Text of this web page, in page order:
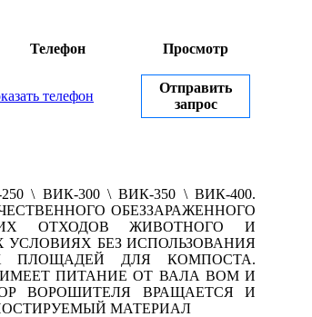
Телефон Просмотр
телефон
Отправить
запрос
250 \ ВИК-300 \ ВИК-350 \ ВИК-400.
ОБЕЗЗАРАЖЕННОГО
ОТХОДОВ ЖИВОТНОГО И
БЕЗ ИСПОЛЬЗОВАНИЯ
ПЛОЩАДЕЙ ДЛЯ КОМПОСТА.
ПИТАНИЕ ОТ ВАЛА ВОМ И
ВОРОШИТЕЛЯ ВРАЩАЕТСЯ И
МАТЕРИАЛ